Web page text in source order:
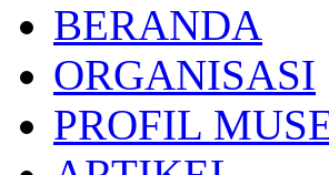
BERANDA
ORGANISASI
PROFIL